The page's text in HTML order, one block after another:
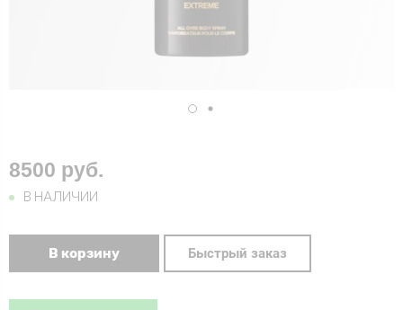
8500 руб.
В НАЛИЧИИ
В корзину Быстрый заказ